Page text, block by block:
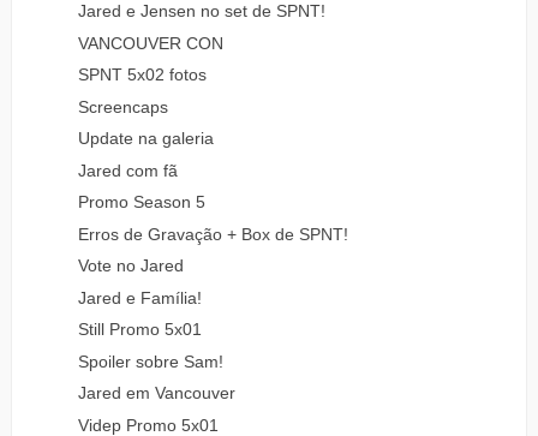
Jared e Jensen no set de SPNT!
VANCOUVER CON
SPNT 5x02 fotos
Screencaps
Update na galeria
Jared com fã
Promo Season 5
Erros de Gravação + Box de SPNT!
Vote no Jared
Jared e Família!
Still Promo 5x01
Spoiler sobre Sam!
Jared em Vancouver
Videp Promo 5x01